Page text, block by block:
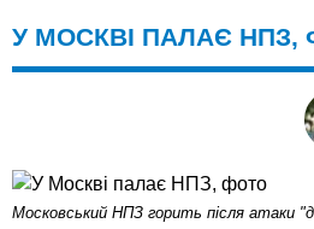
У МОСКВІ ПАЛАЄ НПЗ,
Московський НПЗ горить після атаки